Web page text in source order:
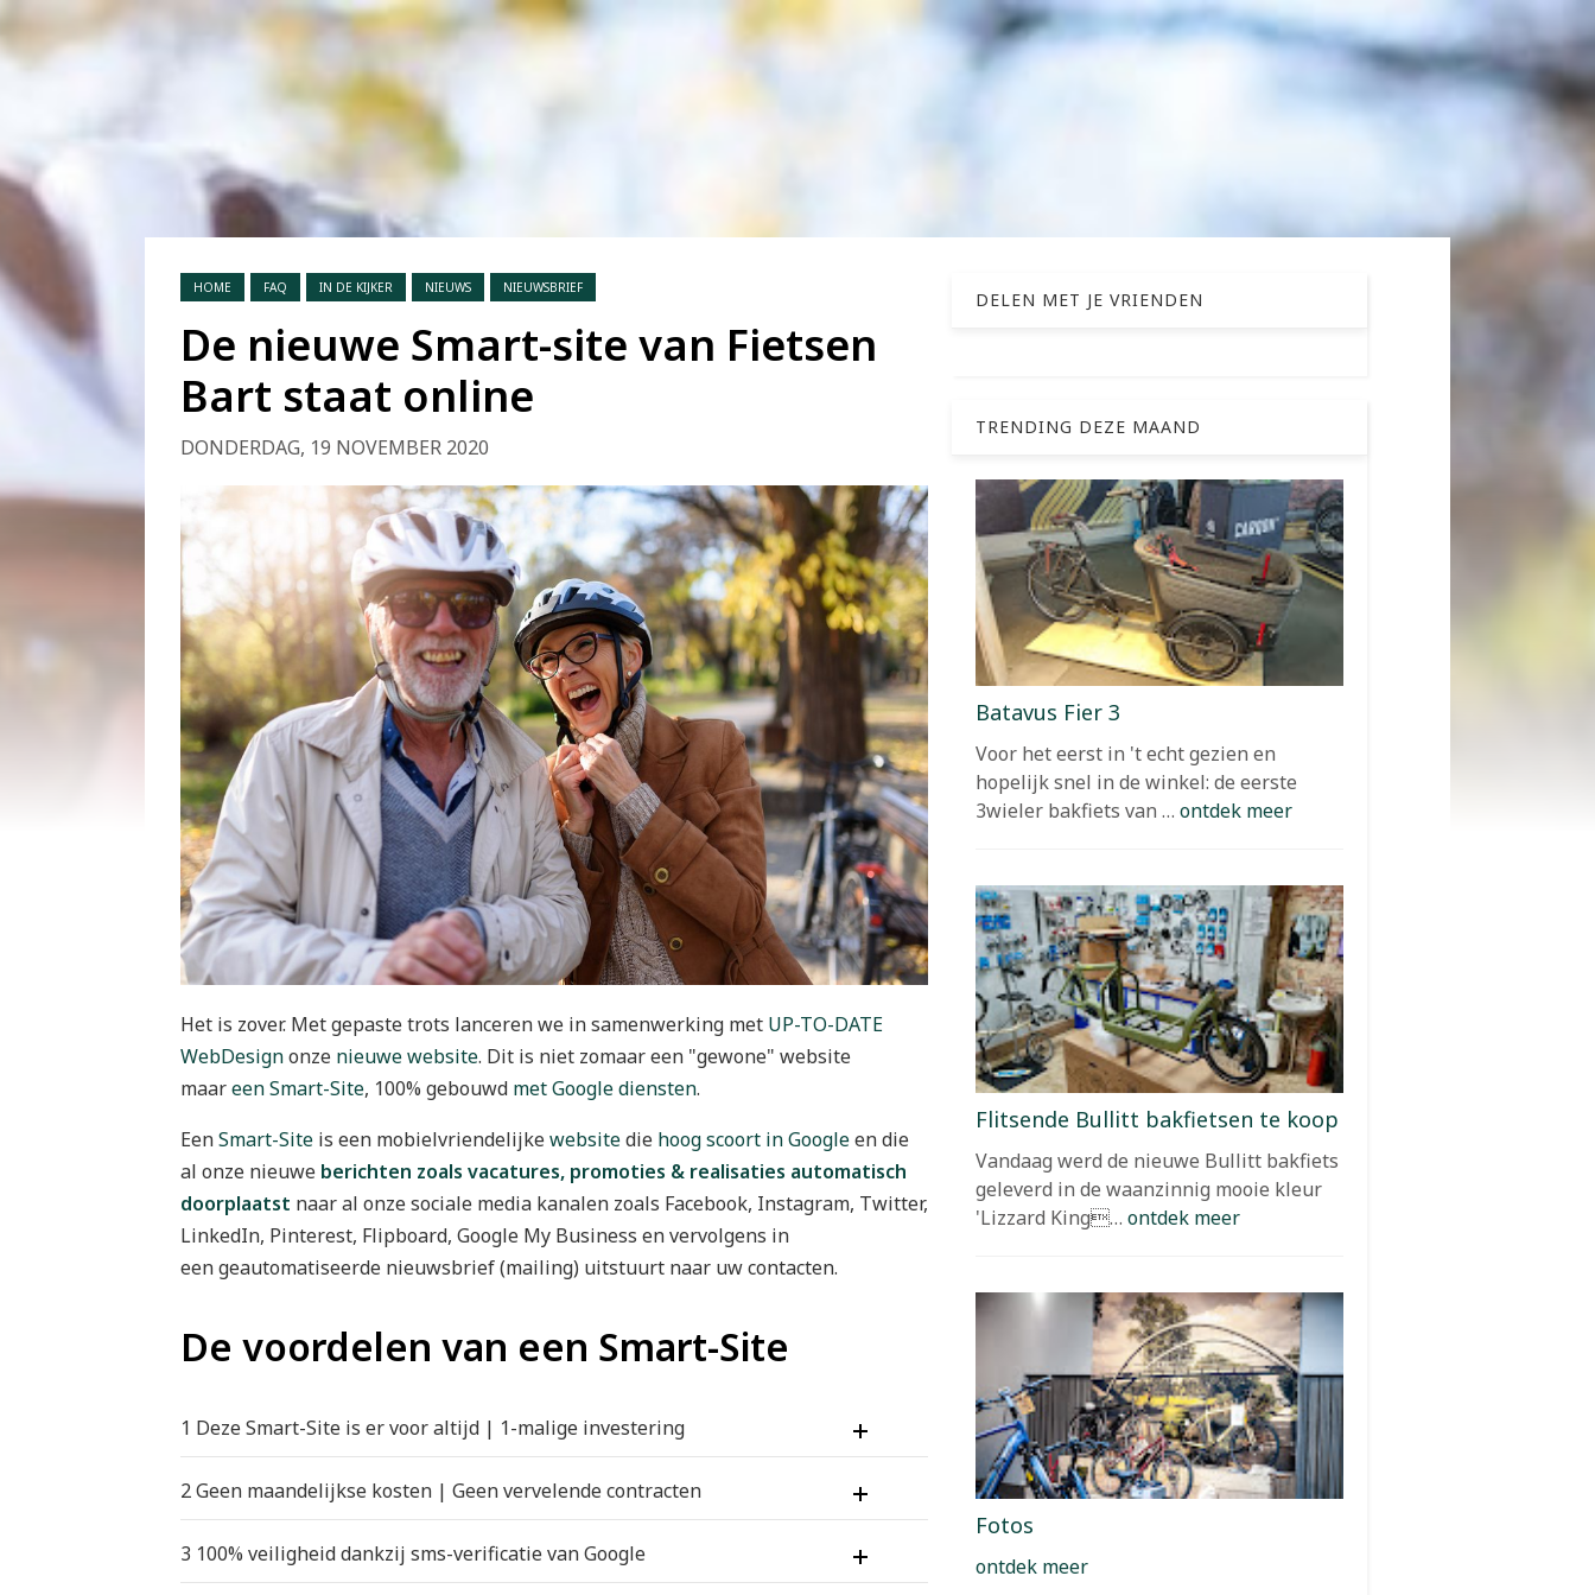
HOME FAQ IN DE KIJKER NIEUWS NIEUWSBRIEF
De nieuwe Smart-site van Fietsen
Bart staat online
DONDERDAG, 19 NOVEMBER 2020
Het is zover. Met gepaste trots lanceren we in samenwerking met UP-TO-DATE
WebDesignonze nieuwe website. Dit is niet zomaar een "gewone" website
maareen Smart-Site, 100% gebouwd met Google diensten.
EenSmart-Site is een mobielvriendelijkewebsitedie hoog scoort in Googleen die
al onze nieuwe berichten zoals vacatures, promoties & realisaties automatisch
doorplaatst naar al onze sociale media kanalen zoals Facebook, Instagram, Twitter,
LinkedIn, Pinterest, Flipboard, Google My Business en vervolgens in
een geautomatiseerde nieuwsbrief (mailing) uitstuurt naar uw contacten.
De voordelen van een Smart-Site
1 Deze Smart-Site is er voor altijd | 1-malige investering
Een
heeft, net als een smartphone of een computer, een bepaalde
levensduur. Gemiddeld wordt om de 2 à 3 jaren
website. En dat wil in de meeste gevallen zeggen dat er
begonnen moet worden. Dit heeft heel wat nadelige gevolgen in je ranking in
2 Geen maandelijkse kosten | Geen vervelende contracten
Klanten die op lange termijn met ons samenwerken, kiezen daar steeds opnieuw
voor. We werken niet meer lange termijn overeenkomsten, aangezien onze
3 100% veiligheid dankzij sms-verificatie van Google
DELEN MET JE VRIENDEN
TRENDING DEZE MAAND
Batavus Fier 3
Voor het eerst in 't echt gezien en
hopelijk snel in de winkel: de eerste
3wieler bakfiets van … ontdek meer
Flitsende Bullitt bakfietsen te koop
Vandaag werd de nieuwe Bullitt bakfiets
geleverd in de waanzinnig mooie kleur
'Lizzard King… ontdek meer
Fotos
ontdek meer